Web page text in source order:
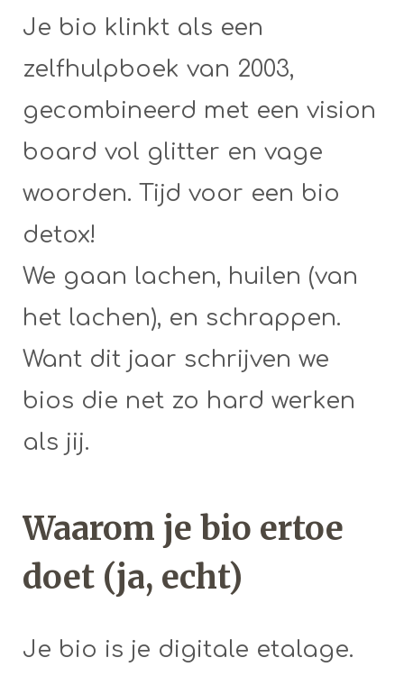
Je bio klinkt als een
zelfhulpboek van 2003,
gecombineerd met een vision
board vol glitter en vage
woorden. Tijd voor een bio
detox!
We gaan lachen, huilen (van
het lachen), en schrappen.
Want dit jaar schrijven we
bios die net zo hard werken
als jij.
Waarom je bio ertoe
doet (ja, echt)
Je bio is je digitale etalage.